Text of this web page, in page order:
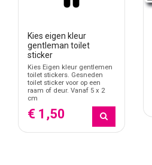
Kies eigen kleur
gentleman toilet
sticker
Kies Eigen kleur gentlemen
toilet stickers. Gesneden
toilet sticker voor op een
raam of deur. Vanaf 5 x 2
cm
€ 1,50